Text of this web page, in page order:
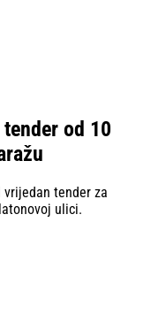
od 10
vrijedan tender za
ulici.